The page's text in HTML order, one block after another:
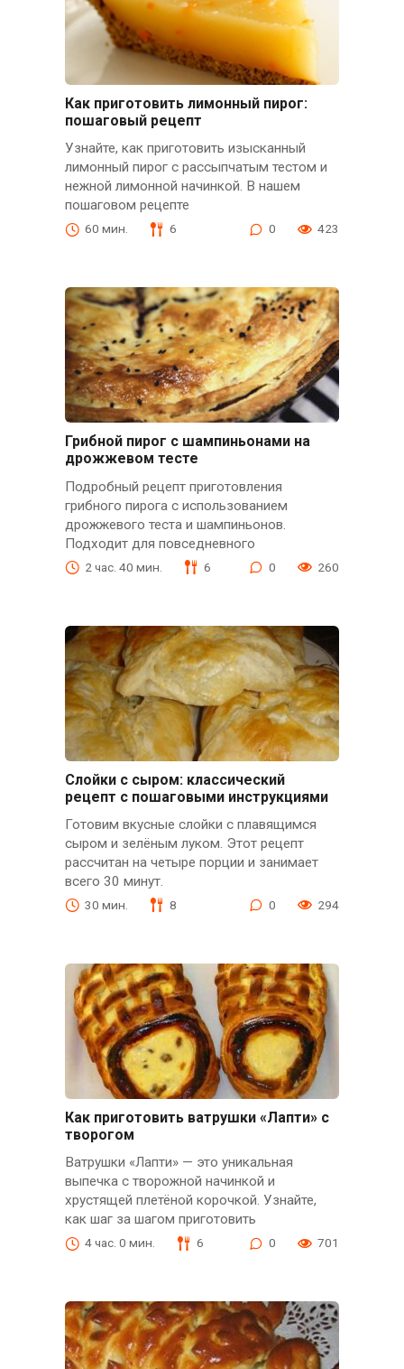
Как приготовить лимонный пирог:
пошаговый рецепт
Узнайте, как приготовить изысканный
лимонный пирог с рассыпчатым тестом и
нежной лимонной начинкой. В нашем
пошаговом рецепте
60 мин. 6 0 423
Грибной пирог с шампиньонами на
дрожжевом тесте
Подробный рецепт приготовления
грибного пирога с использованием
дрожжевого теста и шампиньонов.
Подходит для повседневного
2 час. 40 мин. 6 0 260
Слойки с сыром: классический
рецепт с пошаговыми инструкциями
Готовим вкусные слойки с плавящимся
сыром и зелёным луком. Этот рецепт
рассчитан на четыре порции и занимает
всего 30 минут.
30 мин. 8 0 294
Как приготовить ватрушки «Лапти» с
творогом
Ватрушки «Лапти» — это уникальная
выпечка с творожной начинкой и
хрустящей плетёной корочкой. Узнайте,
как шаг за шагом приготовить
4 час. 0 мин. 6 0 701